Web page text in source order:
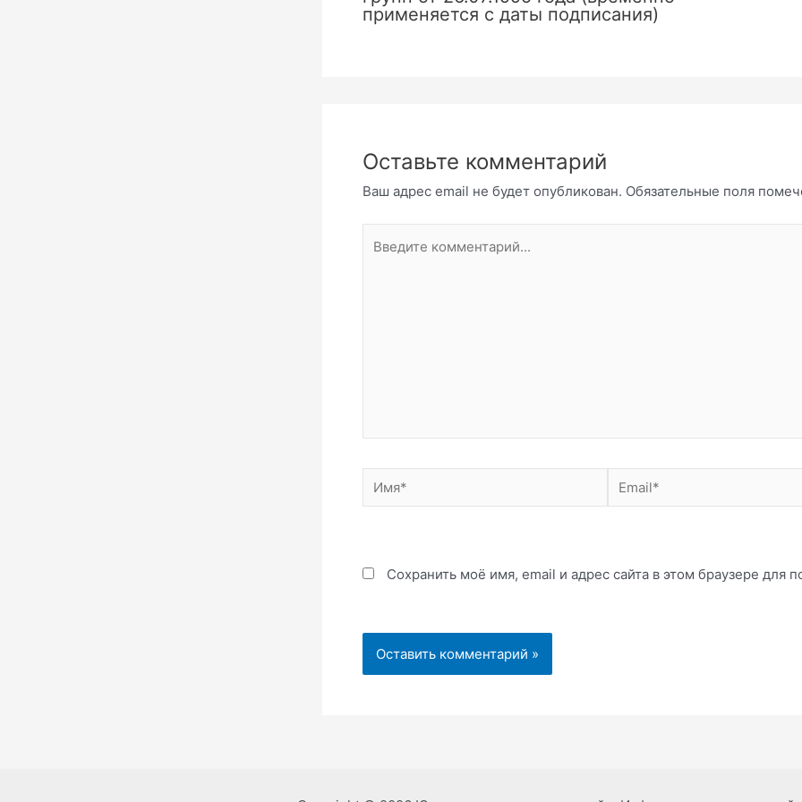
применяется с даты подписания)
Оставьте комментарий
Ваш адрес email не будет опубликован. Обязательные поля
комментарий...
Имя* Email*
Сохранить моё имя, email и адрес сайта в этом браузере для